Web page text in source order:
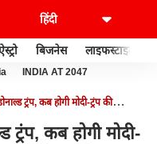
बिजनेस लाइफस्टाइल
INDIA AT 2047
ट्रंप, कब होगी मोदी-ट्रंप की
कब होगी मोदी-